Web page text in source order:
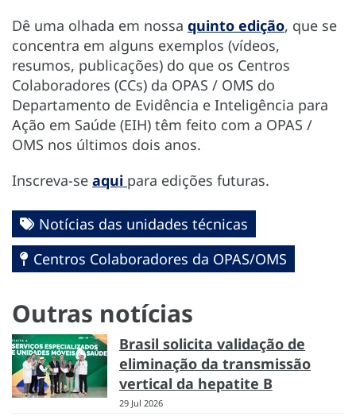
Dê uma olhada em nossa quinto edição, que se
concentra em alguns exemplos (vídeos,
resumos, publicações) do que os Centros
Colaboradores (CCs) da OPAS / OMS do
Departamento de Evidência e Inteligência para
Ação em Saúde (EIH) têm feito com a OPAS /
OMS nos últimos dois anos.
Inscreva-se aqui para edições futuras.
Notícias das unidades técnicas
Centros Colaboradores da OPAS/OMS
Outras notícias
Brasil solicita validação de
eliminação da transmissão
vertical da hepatite B
29 Jul 2026